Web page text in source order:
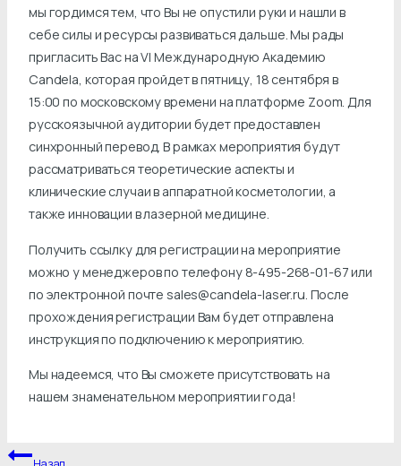
мы гордимся тем, что Вы не опустили руки и нашли в
себе силы и ресурсы развиваться дальше. Мы рады
пригласить Вас на VI Международную Академию
Candela, которая пройдет в пятницу, 18 сентября в
15:00 по московскому времени на платформе Zoom. Для
русскоязычной аудитории будет предоставлен
синхронный перевод. В рамках мероприятия будут
рассматриваться теоретические аспекты и
клинические случаи в аппаратной косметологии, а
также инновации в лазерной медицине.
Получить ссылку для регистрации на мероприятие
можно у менеджеров по телефону 8-495-268-01-67 или
по электронной почте sales@candela-laser.ru. После
прохождения регистрации Вам будет отправлена
инструкция по подключению к мероприятию.
Мы надеемся, что Вы сможете присутствовать на
нашем знаменательном мероприятии года!
Навигация